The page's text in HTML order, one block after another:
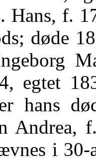
Hans, f.
døde
egtet
hans
Andrea,
i 30-